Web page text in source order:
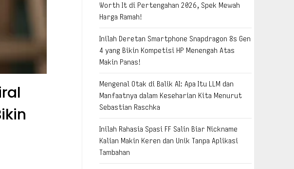
Worth It di Pertengahan 2026, Spek Mewah
Harga Ramah!
Inilah Deretan Smartphone Snapdragon 8s Gen
4 yang Bikin Kompetisi HP Menengah Atas
Makin Panas!
Mengenal Otak di Balik AI: Apa Itu LLM dan
Manfaatnya dalam Keseharian Kita Menurut
Sebastian Raschka
Inilah Rahasia Spasi FF Salin Biar Nickname
Kalian Makin Keren dan Unik Tanpa Aplikasi
Tambahan